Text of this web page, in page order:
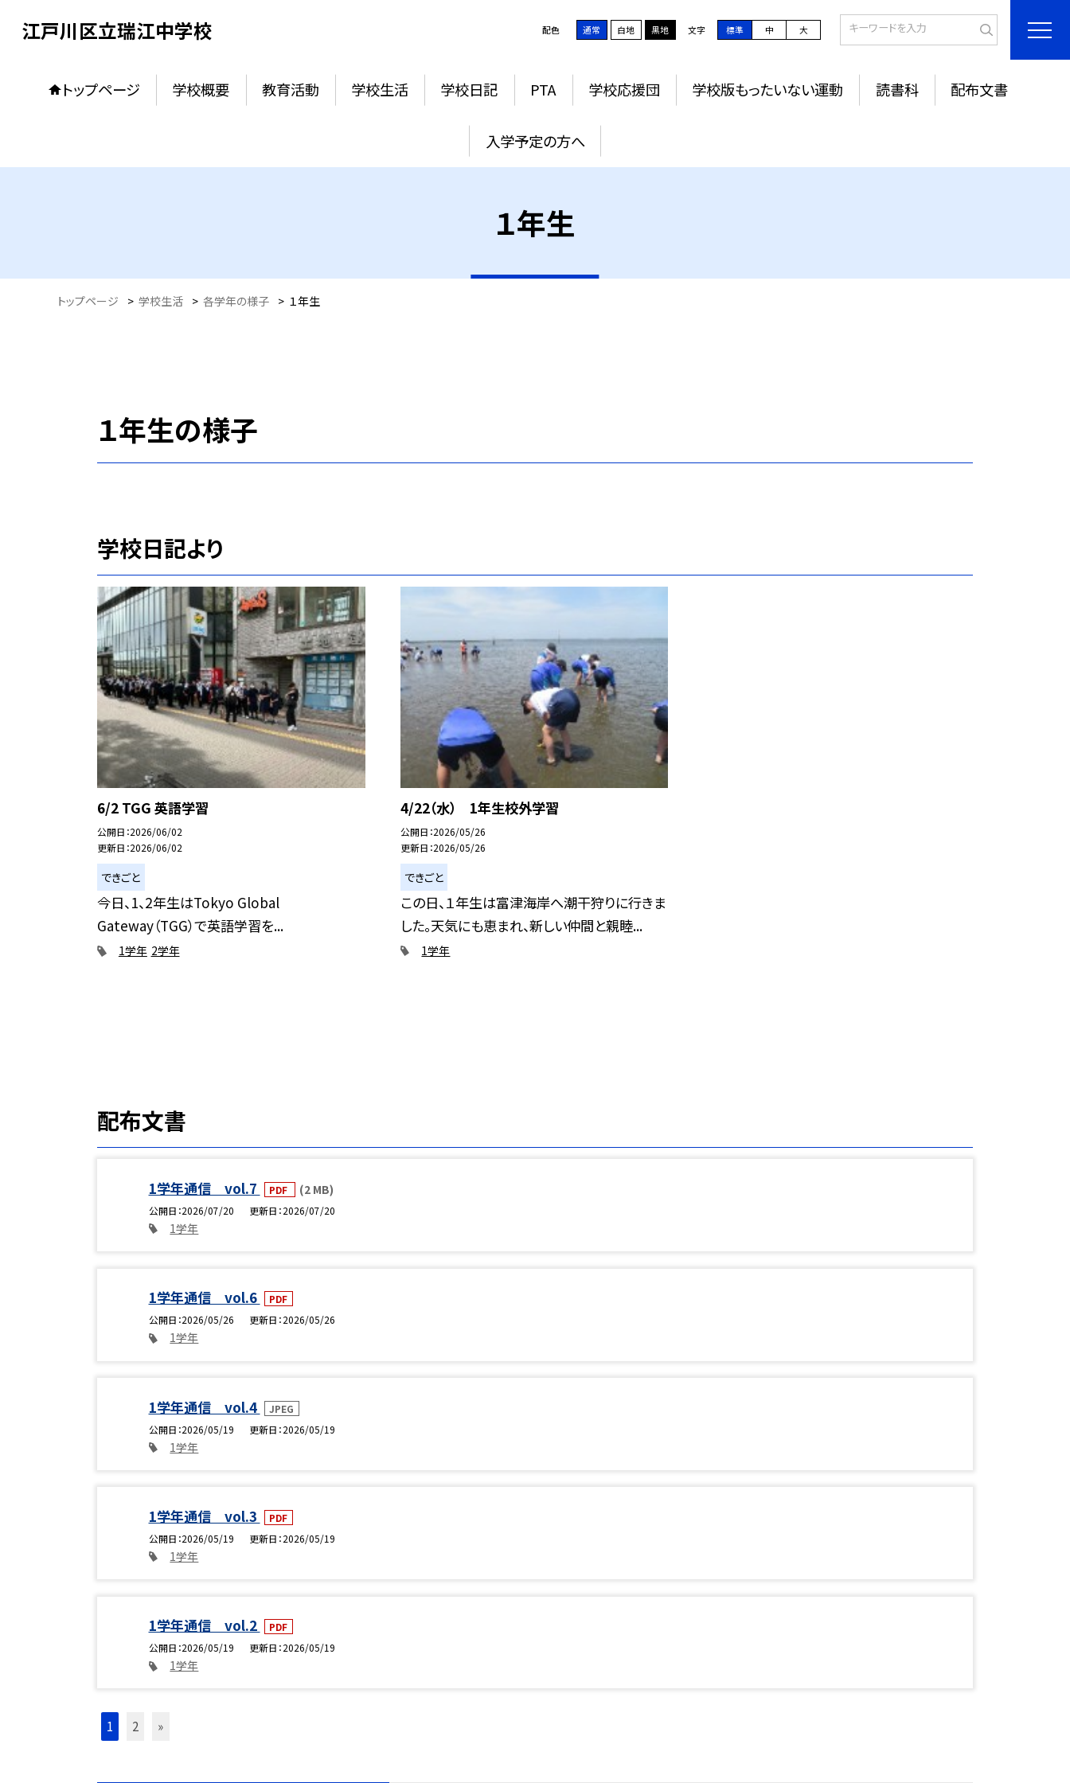
江戸川区立瑞江中学校 配色 通常 白地 黒地 文字 標準 中 大
トップページ 学校概要 教育活動 学校生活 学校日記 PTA 学校応援団 学校版もったいない運動 読書科 配布文書
入学予定の方へ
１年生
トップページ > 学校生活 > 各学年の様子 > １年生
１年生の様子
学校日記より
6/2 TGG 英語学習
公開日 2026/06/02
更新日 2026/06/02
できごと
今日、1、2年生はTokyo Global
Gateway（TGG）で英語学習を...
1学年 2学年
4/22（水） 1年生校外学習
公開日 2026/05/26
更新日 2026/05/26
できごと
この日、１年生は富津海岸へ潮干狩りに行きま
した。天気にも恵まれ、新しい仲間と親睦...
1学年
配布文書
1学年通信 vol.7 PDF (2 MB)
公開日 2026/07/20 更新日 2026/07/20
1学年
1学年通信 vol.6
PDF
公開日 2026/05/26 更新日 2026/05/26
1学年
1学年通信 vol.4
JPEG
公開日 2026/05/19 更新日 2026/05/19
1学年
1学年通信 vol.3
PDF
公開日 2026/05/19 更新日 2026/05/19
1学年
1学年通信 vol.2
PDF
公開日 2026/05/19 更新日 2026/05/19
1学年
1 2 »